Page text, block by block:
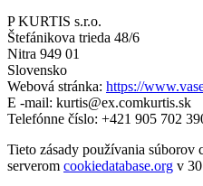
P KURTIS s.r.o.
Štefánikova trieda 48/6
Nitra 949 01
Slovensko
Webová stránka: https://
E -mail: kurtis@ex.comkurtis.sk
Telefónne číslo: +421 905 702
Tieto zásady používania súborov
serverom cookiedatabase.org v